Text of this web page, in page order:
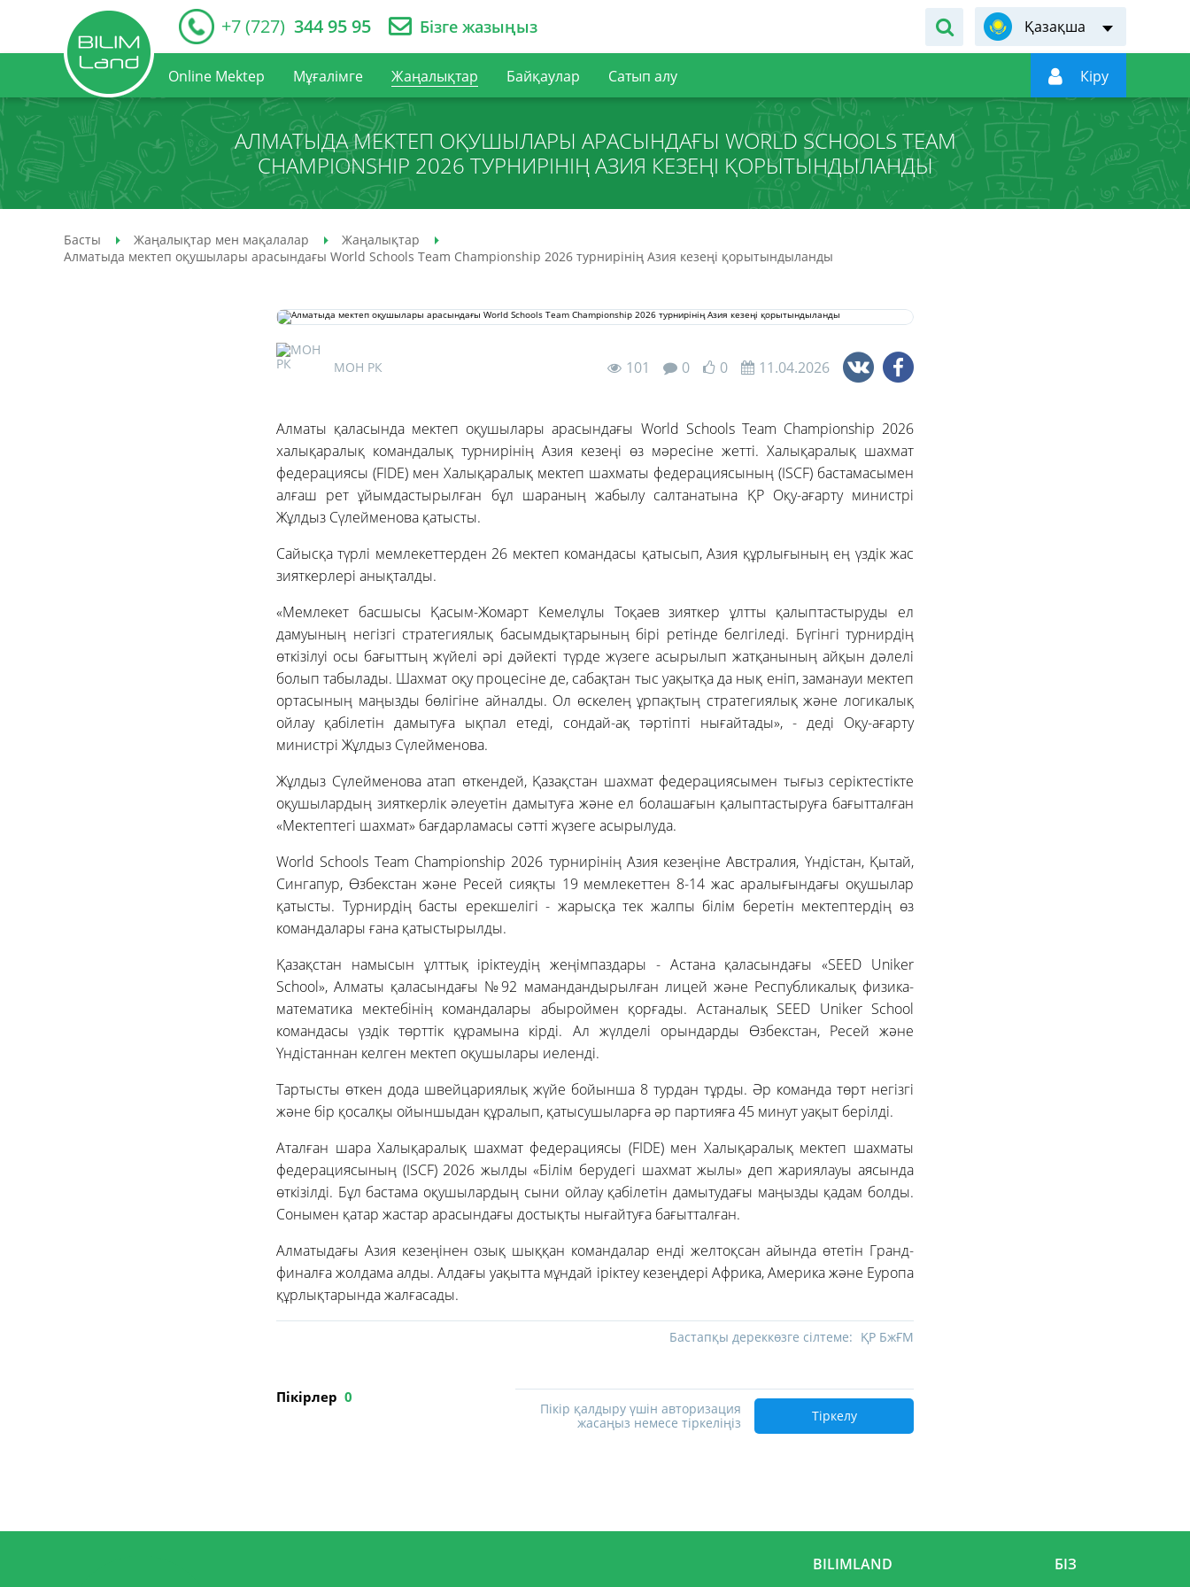
+7 (727) 344 95 95 Бізге жазыңыз Қазақша
Online Mektep Мұғалімге Жаңалықтар Байқаулар Сатып алу  Кiру
АЛМАТЫДА МЕКТЕП ОҚУШЫЛАРЫ АРАСЫНДАҒЫ WORLD SCHOOLS TEAM
CHAMPIONSHIP 2026 ТУРНИРІНІҢ АЗИЯ КЕЗЕҢІ ҚОРЫТЫНДЫЛАНДЫ
Басты Жаңалықтар мен мақалалар
Жаңалықтар
Алматыда мектеп оқушылары арасындағы World Schools Team Championship 2026 турнирінің Азия кезеңі қорытындыланды
МОН РК 101 0 0 11.04.2026
Алматы қаласында мектеп оқушылары арасындағы World Schools Team Championship 2026
халықаралық командалық турнирінің Азия кезеңі өз мәресіне жетті. Халықаралық шахмат
федерациясы (FIDE) мен Халықаралық мектеп шахматы федерациясының (ISCF) бастамасымен
алғаш рет ұйымдастырылған бұл шараның жабылу салтанатына ҚР Оқу-ағарту министрі
Жұлдыз Сүлейменова қатысты.
Сайысқа түрлі мемлекеттерден 26 мектеп командасы қатысып, Азия құрлығының ең үздік жас
зияткерлері анықталды.
«Мемлекет басшысы Қасым-Жомарт Кемелұлы Тоқаев зияткер ұлтты қалыптастыруды ел
дамуының негізгі стратегиялық басымдықтарының бірі ретінде белгіледі. Бүгінгі турнирдің
өткізілуі осы бағыттың жүйелі әрі дәйекті түрде жүзеге асырылып жатқанының айқын дәлелі
болып табылады. Шахмат оқу процесіне де, сабақтан тыс уақытқа да нық еніп, заманауи мектеп
ортасының маңызды бөлігіне айналды. Ол өскелең ұрпақтың стратегиялық және логикалық
ойлау қабілетін дамытуға ықпал етеді, сондай-ақ тәртіпті нығайтады», - деді Оқу-ағарту
министрі Жұлдыз Сүлейменова.
Жұлдыз Сүлейменова атап өткендей, Қазақстан шахмат федерациясымен тығыз серіктестікте
оқушылардың зияткерлік әлеуетін дамытуға және ел болашағын қалыптастыруға бағытталған
«Мектептегі шахмат» бағдарламасы сәтті жүзеге асырылуда.
World Schools Team Championship 2026 турнирінің Азия кезеңіне Австралия, Үндістан, Қытай,
Сингапур, Өзбекстан және Ресей сияқты 19 мемлекеттен 8-14 жас аралығындағы оқушылар
қатысты. Турнирдің басты ерекшелігі - жарысқа тек жалпы білім беретін мектептердің өз
командалары ғана қатыстырылды.
Қазақстан намысын ұлттық іріктеудің жеңімпаздары - Астана қаласындағы «SEED Uniker
School», Алматы қаласындағы №92 мамандандырылған лицей және Республикалық физика-
математика мектебінің командалары абыроймен қорғады. Астаналық SEED Uniker School
командасы үздік төрттік құрамына кірді. Ал жүлделі орындарды Өзбекстан, Ресей және
Үндістаннан келген мектеп оқушылары иеленді.
Тартысты өткен дода швейцариялық жүйе бойынша 8 турдан тұрды. Әр команда төрт негізгі
және бір қосалқы ойыншыдан құралып, қатысушыларға әр партияға 45 минут уақыт берілді.
Аталған шара Халықаралық шахмат федерациясы (FIDE) мен Халықаралық мектеп шахматы
федерациясының (ISCF) 2026 жылды «Білім берудегі шахмат жылы» деп жариялауы аясында
өткізілді. Бұл бастама оқушылардың сыни ойлау қабілетін дамытудағы маңызды қадам болды.
Сонымен қатар жастар арасындағы достықты нығайтуға бағытталған.
Алматыдағы Азия кезеңінен озық шыққан командалар енді желтоқсан айында өтетін Гранд-
финалға жолдама алды. Алдағы уақытта мұндай іріктеу кезеңдері Африка, Америка және Еуропа
құрлықтарында жалғасады.
Бастапқы дереккөзге сілтеме: ҚР БжҒМ
Пікірлер 0
Пікір қалдыру үшін авторизация
жасаңыз немесе тіркеліңіз
Тіркелу
BILIMLAND
БІЗ